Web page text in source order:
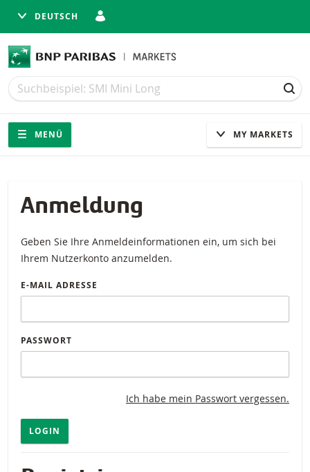
DEUTSCH
Suche
Suche
Navigation
Seitennavigation
MENÜ MY MARKETS
Anmeldung
Geben Sie Ihre Anmeldeinformationen ein, um sich bei
Ihrem Nutzerkonto anzumelden.
E-MAIL ADRESSE
PASSWORT
Ich habe mein Passwort vergessen.
LOGIN